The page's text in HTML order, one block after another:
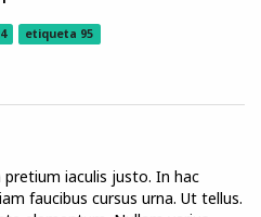
etiqueta 95
iaculis justo. In hac
faucibus cursus urna. Ut tellus.